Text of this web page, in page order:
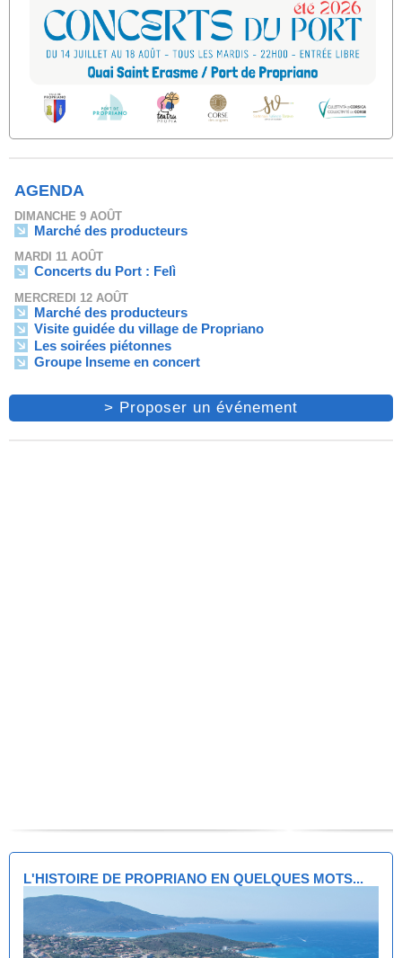
AGENDA
DIMANCHE 9 AOÛT
Marché des producteurs
MARDI 11 AOÛT
Concerts du Port : Felì
MERCREDI 12 AOÛT
Marché des producteurs
Visite guidée du village de Propriano
Les soirées piétonnes
Groupe Inseme en concert
> Proposer un événement
L'HISTOIRE DE PROPRIANO EN QUELQUES MOTS...